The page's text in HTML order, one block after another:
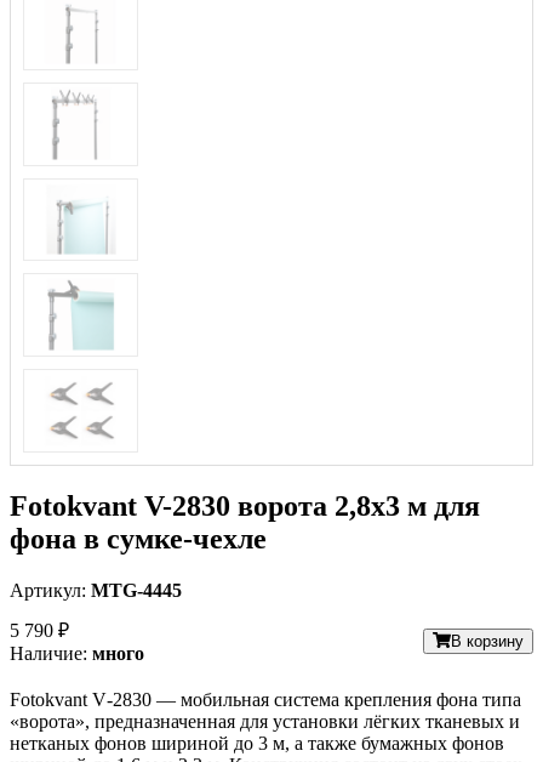
Fotokvant V-2830 ворота 2,8х3 м для
фона в сумке-чехле
Артикул: MTG-4445
5 790 ₽
Наличие: много
В корзину
Fotokvant V‑2830 — мобильная система крепления фона типа
«ворота», предназначенная для установки лёгких тканевых и
нетканых фонов шириной до 3 м, а также бумажных фонов